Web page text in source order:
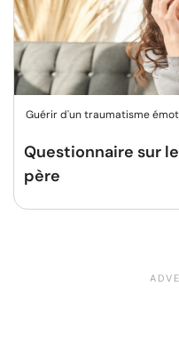
Guérir d'un traumatisme
Questionnaire sur
père